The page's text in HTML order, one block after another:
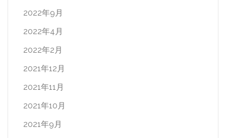
2022年9月
2022年4月
2022年2月
2021年12月
2021年11月
2021年10月
2021年9月